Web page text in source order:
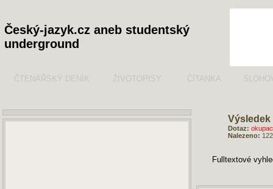
Český-jazyk.cz aneb studentský
underground
ČTENÁŘSKÝ DENÍK ŽIVOTOPISY ČÍTANKA
Výsledek
Dotaz:
Nalezeno:
Fulltextové